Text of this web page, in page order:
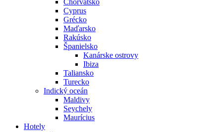
Chorvátsko
Cyprus
Grécko
Maďarsko
Rakúsko
Španielsko
Kanárske ostrovy
Ibiza
Taliansko
Turecko
Indický oceán
Maldivy
Seychely
Maurícius
Hotely